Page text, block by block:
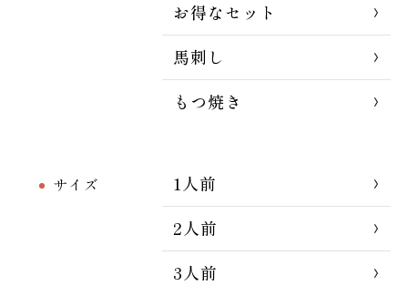
お得なセット
馬刺し
もつ焼き
サイズ
1人前
2人前
3人前